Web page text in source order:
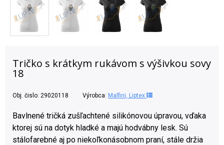
Tričko s krátkym rukávom s výšivkou sovy
18
Obj. čislo: 29020118 Výrobca: Malfini, Liptex
Bavlnené tričká zušľachtené silikónovou úpravou, vďaka
ktorej sú na dotyk hladké a majú hodvábny lesk. Sú
stálofarebné aj po niekoľkonásobnom praní, stále držia